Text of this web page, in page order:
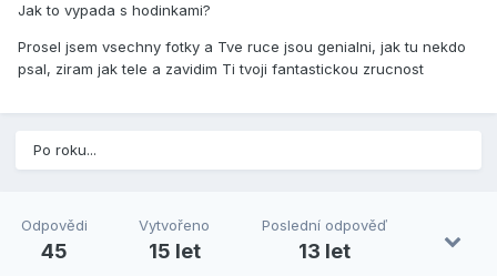
Jak to vypada s hodinkami?
Prosel jsem vsechny fotky a Tve ruce jsou genialni, jak tu nekdo
psal, ziram jak tele a zavidim Ti tvoji fantastickou zrucnost
Po roku...
Odpovědi
45
Vytvořeno
15 let
Poslední odpověď
13 let